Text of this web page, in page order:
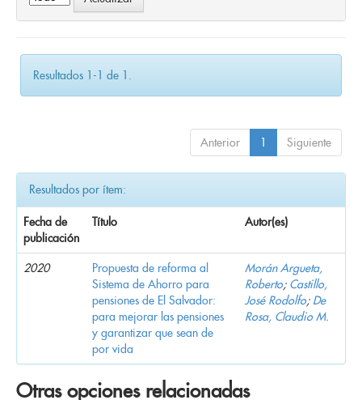
Resultados 1-1 de 1.
Anterior 1 Siguiente
Resultados por ítem:
Fecha de
publicación
Título Autor(es)
2020
Propuesta de reforma al
Sistema de Ahorro para
pensiones de El Salvador:
para mejorar las pensiones
y garantizar que sean de
por vida
Morán Argueta,
Roberto; Castillo,
José Rodolfo; De
Rosa, Claudio M.
Otras opciones relacionadas